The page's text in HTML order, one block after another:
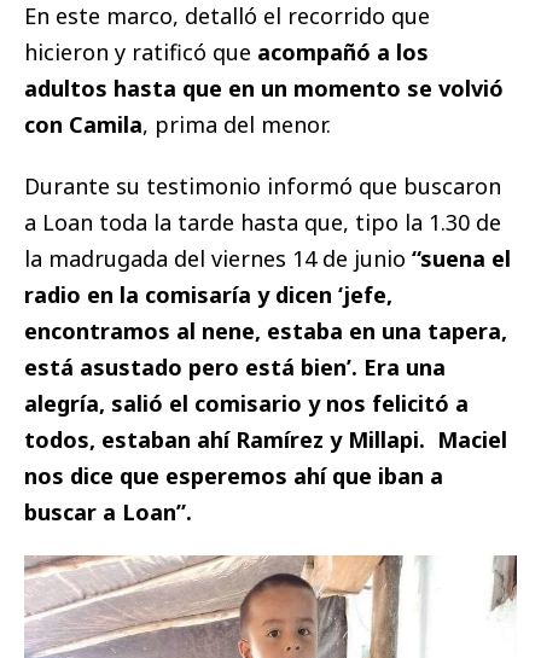
En este marco, detalló el recorrido que
hicieron y ratificó que acompañó a los
adultos hasta que en un momento se volvió
con Camila, prima del menor.
Durante su testimonio informó que buscaron
a Loan toda la tarde hasta que, tipo la 1.30 de
la madrugada del viernes 14 de junio “suena el
radio en la comisaría y dicen ‘jefe,
encontramos al nene, estaba en una tapera,
está asustado pero está bien’. Era una
alegría, salió el comisario y nos felicitó a
todos, estaban ahí Ramírez y Millapi. Maciel
nos dice que esperemos ahí que iban a
buscar a Loan”.